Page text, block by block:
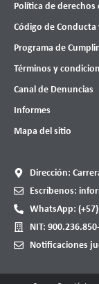
Política de
Código de Conducta
Programa de
Términos y
Canal de Denuncias
Informes
Mapa del sitio
Dirección:
Escríbenos:
WhatsApp:
NIT:
Notificaciones